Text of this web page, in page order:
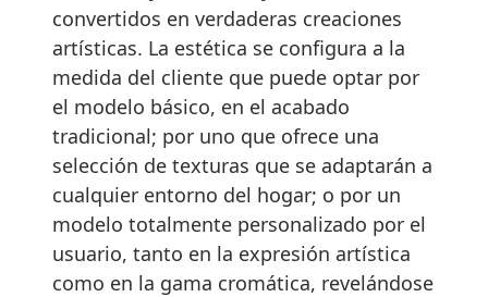
convertidos en verdaderas creaciones
artísticas. La estética se configura a la
medida del cliente que puede optar por
el modelo básico, en el acabado
tradicional; por uno que ofrece una
selección de texturas que se adaptarán a
cualquier entorno del hogar; o por un
modelo totalmente personalizado por el
usuario, tanto en la expresión artística
como en la gama cromática, revelándose